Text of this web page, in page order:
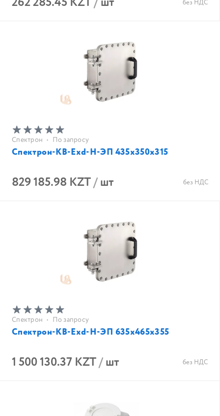
без НДС
Спектрон • По запросу
Спектрон-КВ-Exd-Н-ЭП 435х350х315
829 185.98 KZT/шт без НДС
Спектрон • По запросу
Спектрон-КВ-Exd-Н-ЭП 635х465х355
1 500 130.37 KZT/шт без НДС